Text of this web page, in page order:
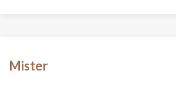
Mister